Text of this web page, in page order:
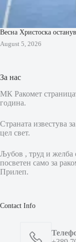
Весна Христоска
August 5, 2026
За нас
МК Ракомет
година.
Страната известува
цел свет.
Љубов , труд и желба
посветен само за
Прилеп.
Contact Info